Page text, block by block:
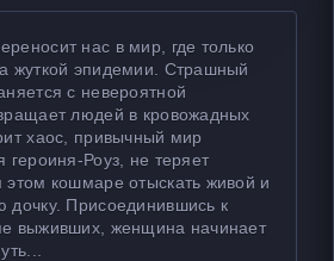
нас в мир, где только
жуткой эпидемии. Страшный
с невероятной
людей в кровожадных
хаос, привычный мир
героиня-Роуз, не теряет
кошмаре отыскать живой и
дочку. Присоединившись к
выживших, женщина начинает